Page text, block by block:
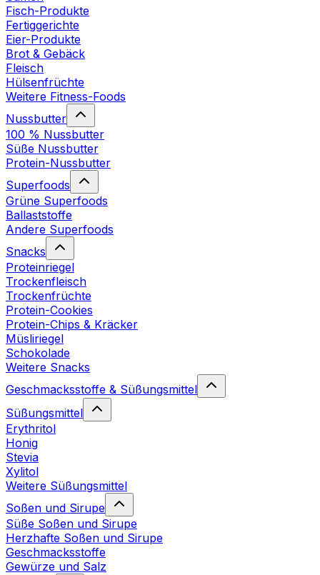
Fisch-Produkte
Fertiggerichte
Eier-Produkte
Brot & Gebäck
Fleisch
Hülsenfrüchte
Weitere Fitness-Foods
Nussbutter
100 % Nussbutter
Süße Nussbutter
Protein-Nussbutter
Superfoods
Grüne Superfoods
Ballaststoffe
Andere Superfoods
Snacks
Proteinriegel
Trockenfleisch
Trockenfrüchte
Protein-Cookies
Protein-Chips & Kräcker
Müsliriegel
Schokolade
Weitere Snacks
Geschmacksstoffe & Süßungsmittel
Süßungsmittel
Erythritol
Honig
Stevia
Xylitol
Weitere Süßungsmittel
Soßen und Sirupe
Süße Soßen und Sirupe
Herzhafte Soßen und Sirupe
Geschmacksstoffe
Gewürze und Salz